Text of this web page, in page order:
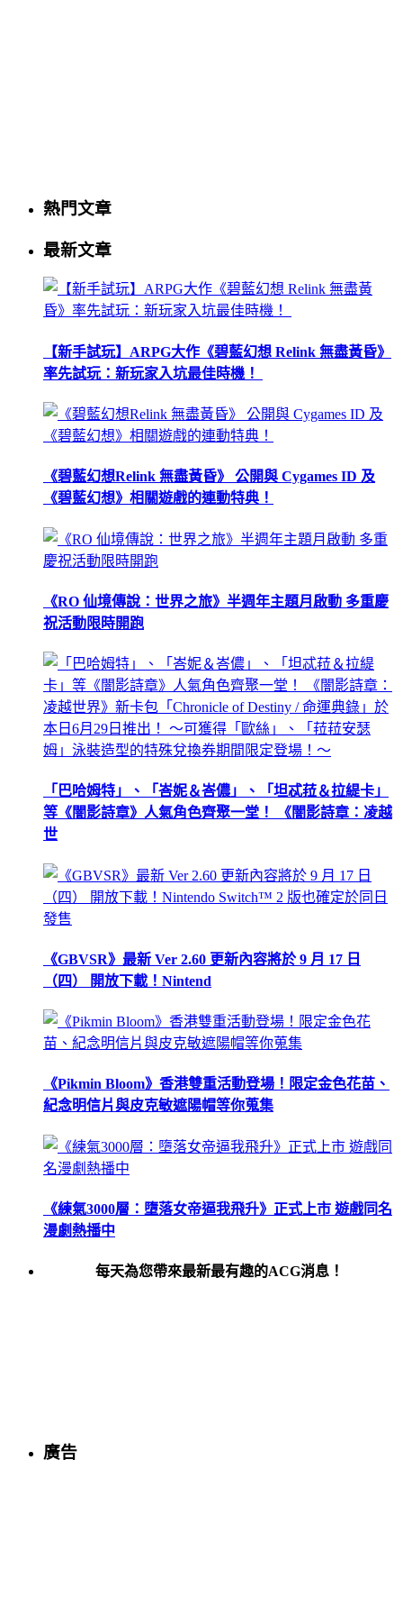
熱門文章
最新文章
【新手試玩】ARPG大作《碧藍幻想 Relink 無盡黃昏》
率先試玩：新玩家入坑最佳時機！
《碧藍幻想Relink 無盡黃昏》 公開與 Cygames ID 及
《碧藍幻想》相關遊戲的連動特典！
《RO 仙境傳說：世界之旅》半週年主題月啟動 多重慶
祝活動限時開跑
「巴哈姆特」、「峇妮＆峇儂」、「坦忒菈＆拉緹卡」
等《闇影詩章》人氣角色齊聚一堂！ 《闇影詩章：凌越
世
《GBVSR》最新 Ver 2.60 更新內容將於 9 月 17 日
（四） 開放下載！Nintend
《Pikmin Bloom》香港雙重活動登場！限定金色花苗、
紀念明信片與皮克敏遮陽帽等你蒐集
《練氣3000層：墮落女帝逼我飛升》正式上市 遊戲同名
漫劇熱播中
每天為您帶來最新最有趣的ACG消息！
廣告